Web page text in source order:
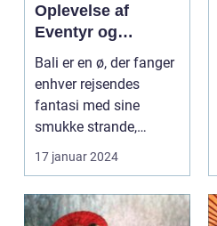
Oplevelse af
Eventyr og
Skønhed
Bali er en ø, der fanger
enhver rejsendes
fantasi med sine
smukke strande,
frodige rismarker og en
u...
17 januar 2024